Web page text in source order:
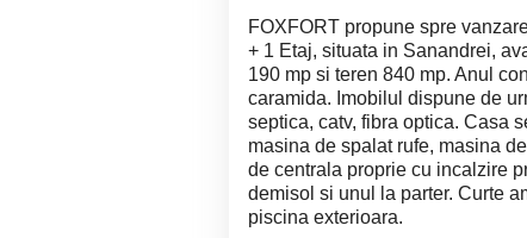
FOXFORT propune spre
+ 1 Etaj, situata in Sanandrei,
190 mp si teren 840 mp. Anul
caramida. Imobilul dispune de
septica, catv, fibra optica. Casa
masina de spalat rufe, masina
de centrala proprie cu incalzire
demisol si unul la parter. Curte
piscina exterioara.